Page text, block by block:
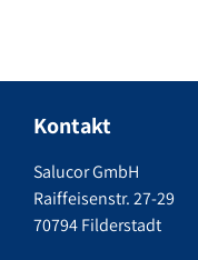
Kontakt
Salucor GmbH
Raiffeisenstr. 27-29
70794 Filderstadt